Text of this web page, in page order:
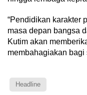
“Pendidikan karakter
masa depan bangsa
Kutim akan
membahagiakan bagi
Headline